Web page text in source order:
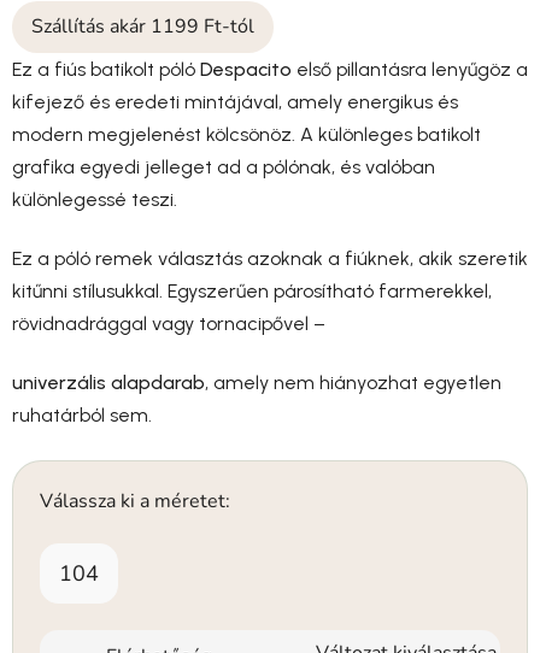
Szállítás akár 1199 Ft-tól
Ez a fiús batikolt póló Despacito első pillantásra lenyűgöz a
kifejező és eredeti mintájával, amely energikus és
modern megjelenést kölcsönöz. A különleges batikolt
grafika egyedi jelleget ad a pólónak, és valóban
különlegessé teszi.
Ez a póló remek választás azoknak a fiúknek, akik szeretik
kitűnni stílusukkal. Egyszerűen párosítható farmerekkel,
rövidnadrággal vagy tornacipővel –
univerzális alapdarab, amely nem hiányozhat egyetlen
ruhatárból sem.
Válassza ki a méretet:
104